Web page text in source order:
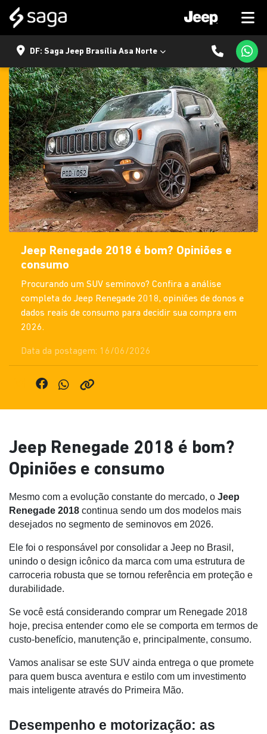
DF: Saga Jeep Brasília Asa Norte
Jeep Renegade 2018 é bom? Opiniões e
consumo
Procurando um SUV seminovo? Confira a análise
completa do Jeep Renegade 2018, opiniões de donos e
dados reais de consumo para decidir sua compra em
2026.
Data da postagem: 16/06/2026
Jeep Renegade 2018 é bom?
Opiniões e consumo
Mesmo com a evolução constante do mercado, o Jeep
Renegade 2018 continua sendo um dos modelos mais
desejados no segmento de seminovos em 2026.
Ele foi o responsável por consolidar a Jeep no Brasil,
unindo o design icônico da marca com uma estrutura de
carroceria robusta que se tornou referência em proteção e
durabilidade.
Se você está considerando comprar um Renegade 2018
hoje, precisa entender como ele se comporta em termos de
custo-benefício, manutenção e, principalmente, consumo.
Vamos analisar se este SUV ainda entrega o que promete
para quem busca aventura e estilo com um investimento
mais inteligente através do Primeira Mão.
Desempenho e motorização: as